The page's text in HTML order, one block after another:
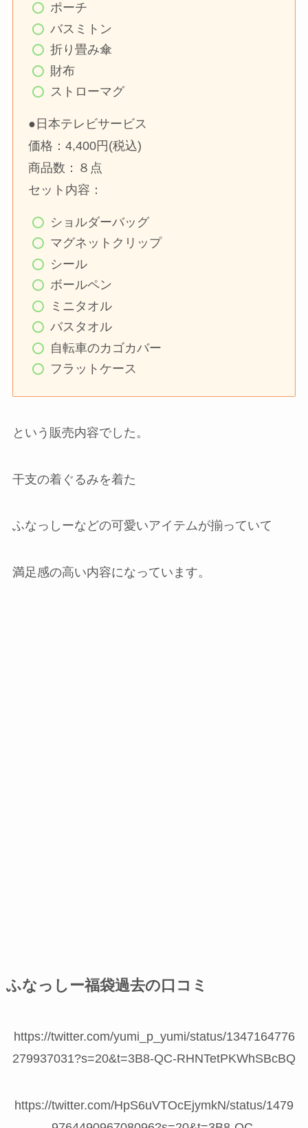
ポーチ
バスミトン
折り畳み傘
財布
ストローマグ
●日本テレビサービス
価格：4,400円(税込)
商品数：８点
セット内容：
ショルダーバッグ
マグネットクリップ
シール
ボールペン
ミニタオル
バスタオル
自転車のカゴカバー
フラットケース
という販売内容でした。
干支の着ぐるみを着た
ふなっしーなどの可愛いアイテムが揃っていて
満足感の高い内容になっています。
ふなっしー福袋過去の口コミ
https://twitter.com/yumi_p_yumi/status/1347164776
279937031?s=20&t=3B8-QC-RHNTetPKWhSBcBQ
https://twitter.com/HpS6uVTOcEjymkN/status/1479